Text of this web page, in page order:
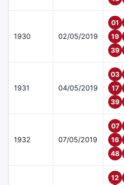
1930 02/05/2019
01
19
39
1931 04/05/2019
03
17
39
1932 07/05/2019
07
16
48
12